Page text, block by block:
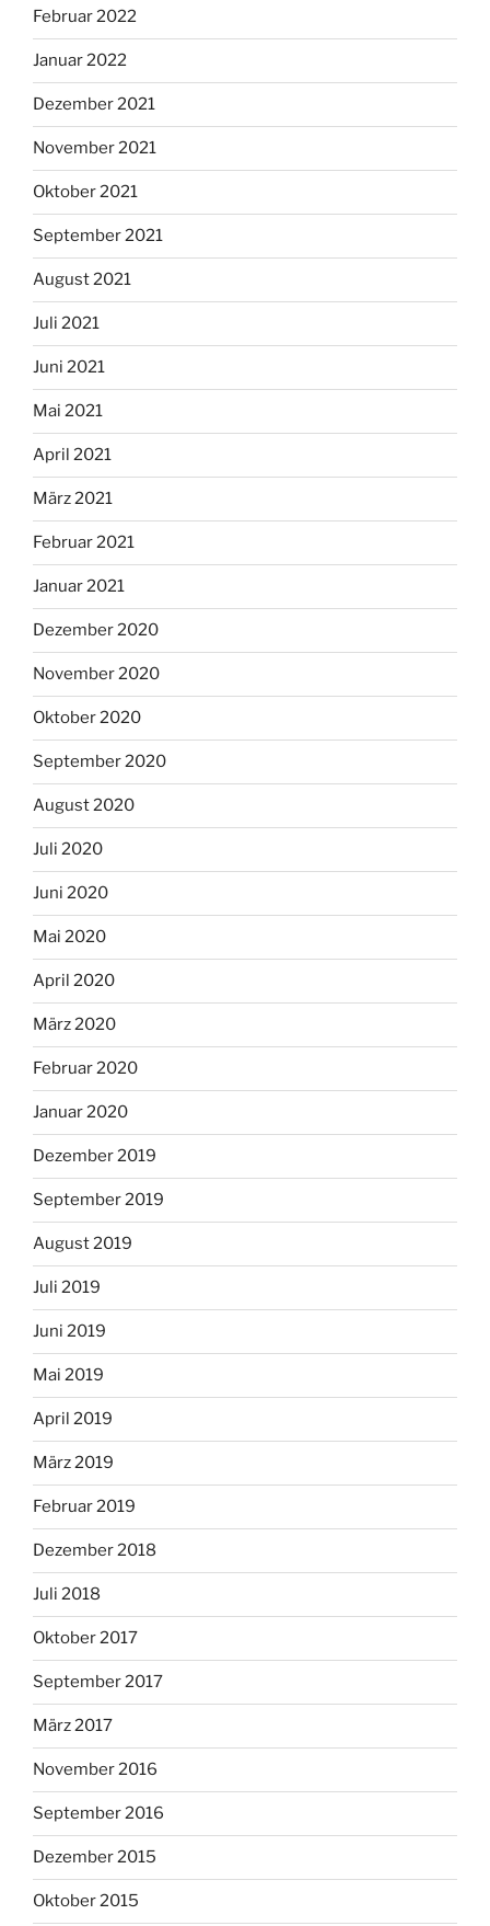
Februar 2022
Januar 2022
Dezember 2021
November 2021
Oktober 2021
September 2021
August 2021
Juli 2021
Juni 2021
Mai 2021
April 2021
März 2021
Februar 2021
Januar 2021
Dezember 2020
November 2020
Oktober 2020
September 2020
August 2020
Juli 2020
Juni 2020
Mai 2020
April 2020
März 2020
Februar 2020
Januar 2020
Dezember 2019
September 2019
August 2019
Juli 2019
Juni 2019
Mai 2019
April 2019
März 2019
Februar 2019
Dezember 2018
Juli 2018
Oktober 2017
September 2017
März 2017
November 2016
September 2016
Dezember 2015
Oktober 2015